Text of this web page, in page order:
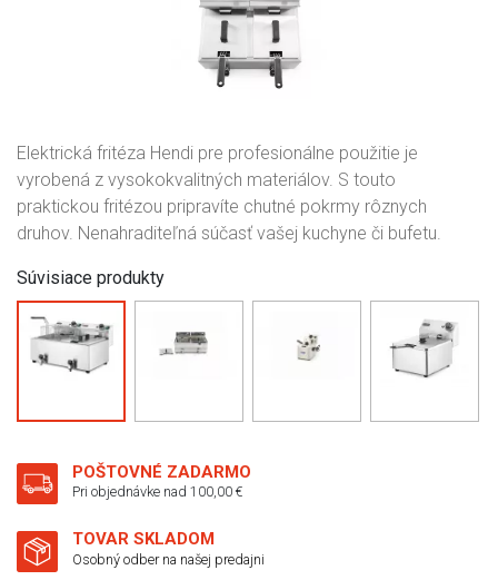
Elektrická fritéza Hendi pre profesionálne použitie je
vyrobená z vysokokvalitných materiálov. S touto
praktickou fritézou pripravíte chutné pokrmy rôznych
druhov. Nenahraditeľná súčasť vašej kuchyne či bufetu.
Súvisiace produkty
POŠTOVNÉ ZADARMO
Pri objednávke nad 100,00 €
TOVAR SKLADOM
Osobný odber na našej predajni